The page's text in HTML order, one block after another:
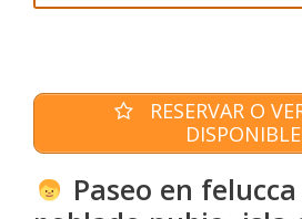
RESERVAR O
Paseo en